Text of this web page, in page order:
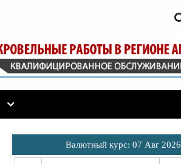
Bалютный курс: 07 Авг 2026